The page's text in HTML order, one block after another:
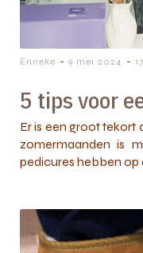
Enneke - 9 mei 2024 -
5 tips voor
Er is een groot tekort
zomermaanden is
pedicures hebben